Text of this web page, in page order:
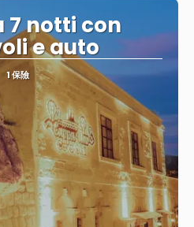
7 notti con
e auto
1 保險